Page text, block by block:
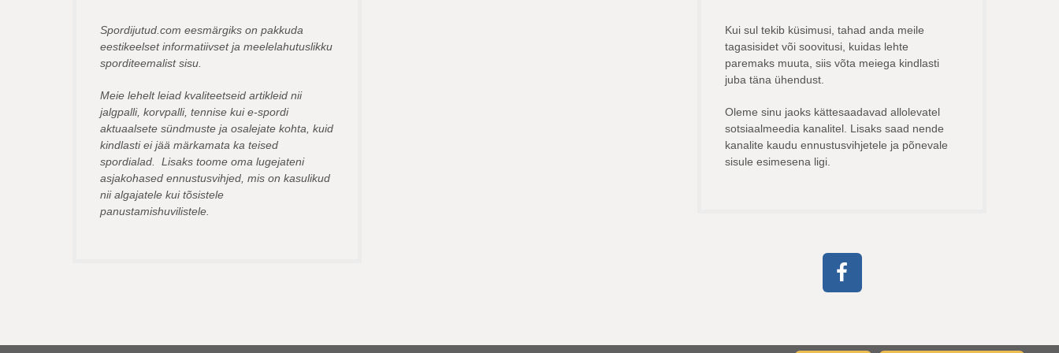
Spordijutud.com eesmärgiks on pakkuda
eestikeelset informatiivset ja meelelahutuslikku
sporditeemalist sisu.
Meie lehelt leiad kvaliteetseid artikleid nii
jalgpalli, korvpalli, tennise kui e-spordi
aktuaalsete sündmuste ja osalejate kohta, kuid
kindlasti ei jää märkamata ka teised
spordialad. Lisaks toome oma lugejateni
asjakohased ennustusvihjed, mis on kasulikud
nii algajatele kui tõsistele
panustamishuvilistele.
Kui sul tekib küsimusi, tahad anda meile
tagasisidet või soovitusi, kuidas lehte
paremaks muuta, siis võta meiega kindlasti
juba täna ühendust.
Oleme sinu jaoks kättesaadavad allolevatel
sotsiaalmeedia kanalitel. Lisaks saad nende
kanalite kaudu ennustusvihjetele ja põnevale
sisule esimesena ligi.